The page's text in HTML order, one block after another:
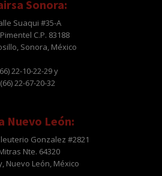
Sonora:
Suaqui #35-A
C.P. 83188
Sonora, México
22-10-22-29 y
(66) 22-67-20-32
Nuevo León:
Gonzalez #2821
Nte. 64320
Nuevo León, México